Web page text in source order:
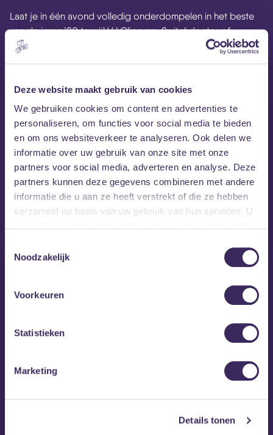
Deze website maakt gebruik van cookies
We gebruiken cookies om content en advertenties te
personaliseren, om functies voor social media te bieden
en om ons websiteverkeer te analyseren. Ook delen we
informatie over uw gebruik van onze site met onze
partners voor social media, adverteren en analyse. Deze
partners kunnen deze gegevens combineren met andere
informatie die u aan ze heeft verstrekt of die ze hebben
verzameld op basis van uw gebruik van hun services. U
Noodzakelijk
Voorkeuren
Statistieken
Marketing
Details tonen
Laat je in één avond volledig onderdompelen in het beste
van de jaren ’80 terwijl VJ Clipsync, Switchdoctor of
DirtyBrown bijpassende commercials en pop- en
Is je lievelingsnummer nog niet voorbijgekomen, vraag hem
zelf aan met de Bliksemse Verzoekjeszuil.
Thank God, it’s Chrismaaaaaas!
MEZZ tipt